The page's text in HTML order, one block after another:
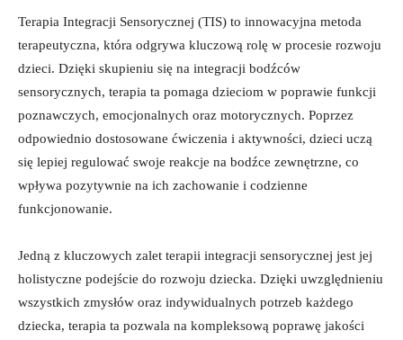
Terapia Integracji ‌Sensorycznej ⁤(TIS) to innowacyjna metoda
terapeutyczna, która odgrywa kluczową rolę‍ w ‌procesie ‍rozwoju
dzieci.⁤ Dzięki ‌skupieniu się na integracji bodźców
sensorycznych, terapia ta pomaga dzieciom w poprawie funkcji⁢
poznawczych, emocjonalnych oraz motorycznych. Poprzez
‍odpowiednio dostosowane‌ ćwiczenia i aktywności, dzieci uczą
się lepiej regulować ⁤swoje reakcje na bodźce zewnętrzne, co
wpływa pozytywnie‍ na ich ‍zachowanie ​i codzienne
funkcjonowanie.
Jedną z kluczowych zalet terapii integracji ‍sensorycznej⁣ jest jej
holistyczne podejście do rozwoju dziecka. Dzięki​ uwzględnieniu
wszystkich zmysłów oraz ⁣indywidualnych potrzeb każdego
dziecka, terapia ta⁣ pozwala na ⁤kompleksową poprawę jakości